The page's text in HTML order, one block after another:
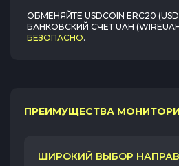
ОБМЕНЯЙТЕ USDCOIN ERC20
БАНКОВСКИЙ СЧЕТ UAH
БЕЗОПАСНО.
ПРЕИМУЩЕСТВА
ШИРОКИЙ ВЫБОР